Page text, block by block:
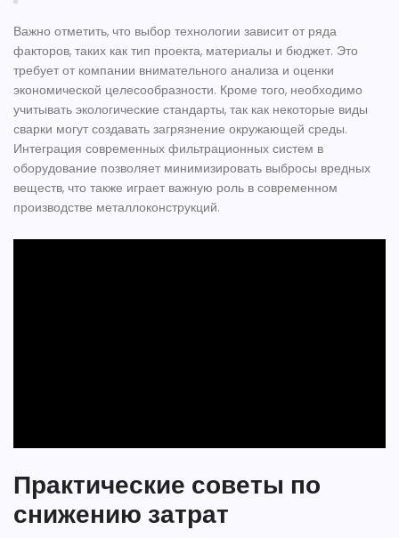
Важно отметить, что выбор технологии зависит от ряда
факторов, таких как тип проекта, материалы и бюджет. Это
требует от компании внимательного анализа и оценки
экономической целесообразности. Кроме того, необходимо
учитывать экологические стандарты, так как некоторые виды
сварки могут создавать загрязнение окружающей среды.
Интеграция современных фильтрационных систем в
оборудование позволяет минимизировать выбросы вредных
веществ, что также играет важную роль в современном
производстве металлоконструкций.
Практические советы по
снижению затрат